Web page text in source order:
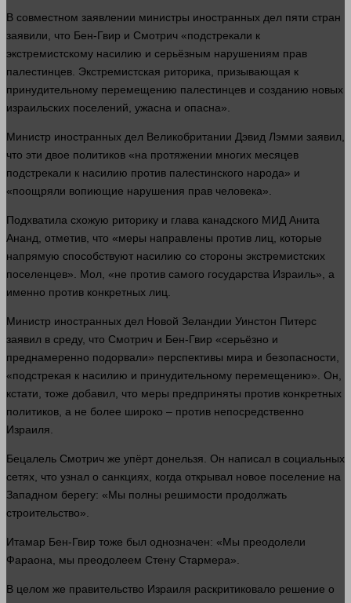
В совместном заявлении министры иностранных дел пяти стран
заявили, что Бен-Гвир и Смотрич «подстрекали к
экстремистскому насилию и серьёзным нарушениям прав
палестинцев. Экстремистская риторика, призывающая к
принудительному перемещению палестинцев и созданию новых
израильских поселений, ужасна и опасна».
Министр иностранных дел Великобритании Дэвид Лэмми заявил,
что эти двое политиков «на протяжении многих месяцев
подстрекали к насилию против палестинского народа» и
«поощряли вопиющие нарушения прав человека».
Подхватила схожую риторику и глава канадского МИД Анита
Ананд, отметив, что «меры направлены против лиц, которые
напрямую способствуют насилию со стороны экстремистских
поселенцев». Мол, «не против самого государства Израиль», а
именно против конкретных лиц.
Министр иностранных дел Новой Зеландии Уинстон Питерс
заявил в среду, что Смотрич и Бен-Гвир «серьёзно и
преднамеренно подорвали» перспективы мира и безопасности,
«подстрекая к насилию и принудительному перемещению». Он,
кстати, тоже добавил, что меры предприняты против конкретных
политиков, а не более широко – против непосредственно
Израиля.
Бецалель Смотрич же упёрт донельзя. Он написал в социальных
сетях, что узнал о санкциях, когда открывал новое поселение на
Западном берегу: «Мы полны решимости продолжать
строительство».
Итамар Бен-Гвир тоже был однозначен: «Мы преодолели
Фараона, мы преодолеем Стену Стармера».
В целом же правительство Израиля раскритиковало решение о